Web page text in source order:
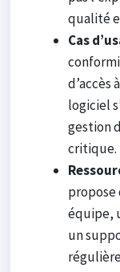
qualité
Cas
d’accès
logiciel
gestion
critique.
propose
équipe,
un